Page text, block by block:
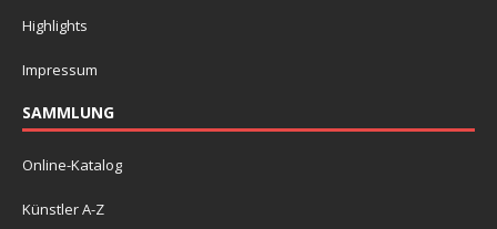
Highlights
Impressum
SAMMLUNG
Online-Katalog
Künstler A-Z